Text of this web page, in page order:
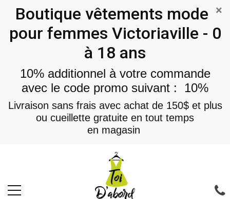
×
Boutique vêtements mode
pour femmes Victoriaville - 0
à 18 ans
10% additionnel à votre commande
avec le code promo suivant : 10%
Livraison sans frais avec achat de 150$ et plus
ou cueillette gratuite en tout temps
en magasin